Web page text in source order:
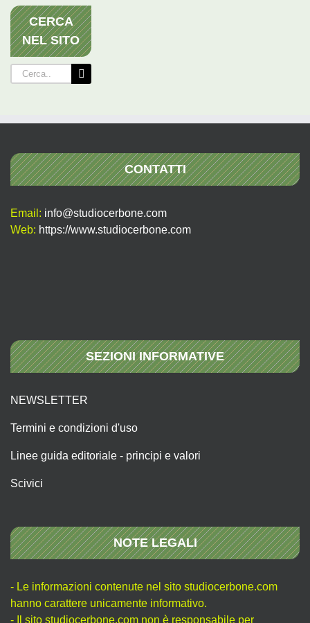
CERCA
NEL SITO
Cerca
per:
CONTATTI
Email: info@studiocerbone.com
Web: https://www.studiocerbone.com
SEZIONI INFORMATIVE
NEWSLETTER
Termini e condizioni d'uso
Linee guida editoriale - principi e valori
Scivici
NOTE LEGALI
- Le informazioni contenute nel sito studiocerbone.com
hanno carattere unicamente informativo.
- Il sito studiocerbone.com non è responsabile per